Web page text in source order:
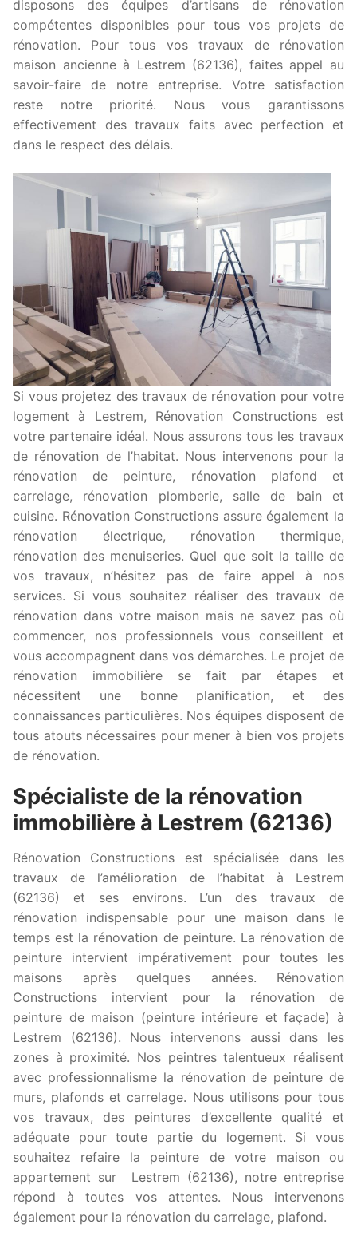
disposons des équipes d’artisans de rénovation
compétentes disponibles pour tous vos projets de
rénovation. Pour tous vos travaux de rénovation
maison ancienne à Lestrem (62136), faites appel au
savoir-faire de notre entreprise. Votre satisfaction
reste notre priorité. Nous vous garantissons
effectivement des travaux faits avec perfection et
dans le respect des délais.
Si vous projetez des travaux de rénovation pour votre
logement à Lestrem, Rénovation Constructions est
votre partenaire idéal. Nous assurons tous les travaux
de rénovation de l’habitat. Nous intervenons pour la
rénovation de peinture, rénovation plafond et
carrelage, rénovation plomberie, salle de bain et
cuisine. Rénovation Constructions assure également la
rénovation électrique, rénovation thermique,
rénovation des menuiseries. Quel que soit la taille de
vos travaux, n’hésitez pas de faire appel à nos
services. Si vous souhaitez réaliser des travaux de
rénovation dans votre maison mais ne savez pas où
commencer, nos professionnels vous conseillent et
vous accompagnent dans vos démarches. Le projet de
rénovation immobilière se fait par étapes et
nécessitent une bonne planification, et des
connaissances particulières. Nos équipes disposent de
tous atouts nécessaires pour mener à bien vos projets
de rénovation.
Spécialiste de la rénovation
immobilière à Lestrem (62136)
Rénovation Constructions est spécialisée dans les
travaux de l’amélioration de l’habitat à Lestrem
(62136) et ses environs. L’un des travaux de
rénovation indispensable pour une maison dans le
temps est la rénovation de peinture. La rénovation de
peinture intervient impérativement pour toutes les
maisons après quelques années. Rénovation
Constructions intervient pour la rénovation de
peinture de maison (peinture intérieure et façade) à
Lestrem (62136). Nous intervenons aussi dans les
zones à proximité. Nos peintres talentueux réalisent
avec professionnalisme la rénovation de peinture de
murs, plafonds et carrelage. Nous utilisons pour tous
vos travaux, des peintures d’excellente qualité et
adéquate pour toute partie du logement. Si vous
souhaitez refaire la peinture de votre maison ou
appartement sur Lestrem (62136), notre entreprise
répond à toutes vos attentes. Nous intervenons
également pour la rénovation du carrelage, plafond.